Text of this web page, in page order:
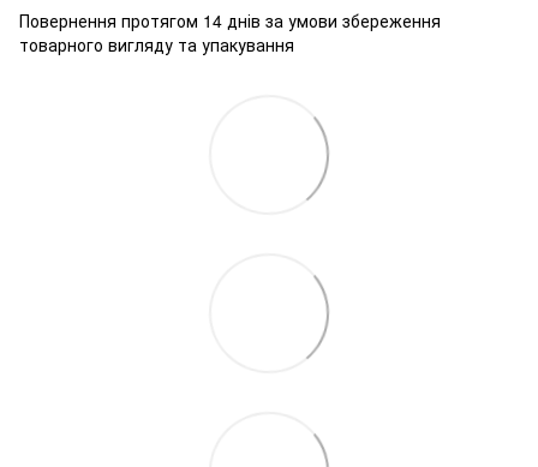
Повернення протягом 14 днів за умови збереження
товарного вигляду та упакування